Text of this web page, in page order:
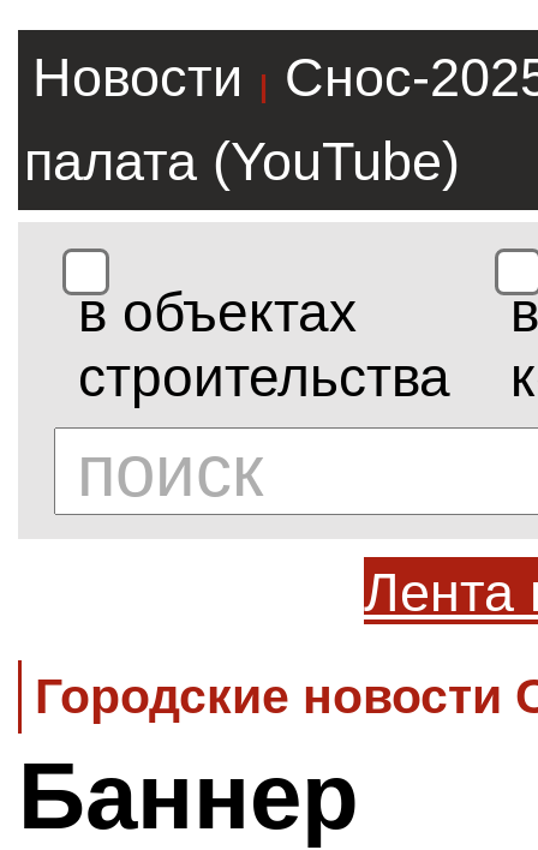
Новости |
Снос-
палата (YouTube)
в объектах
строительства
в
Лента
Городские новости
Баннер